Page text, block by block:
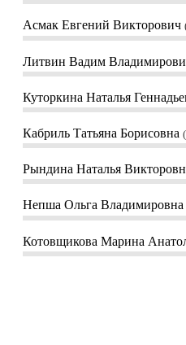
Асмак Евгений Викторович
Литвин Вадим
Куторкина Наталья
Кабриль Татьяна Борисовна
Рындина Наталья
Непша Ольга Владимировна
Котовщикова Марина